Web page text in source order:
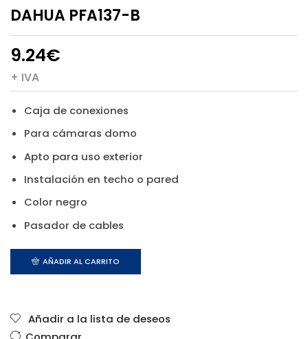
DAHUA PFA137-B
9.24€
+ IVA
Caja de conexiones
Para cámaras domo
Apto para uso exterior
Instalación en techo o pared
Color negro
Pasador de cables
AÑADIR AL CARRITO
Añadir a la lista de deseos